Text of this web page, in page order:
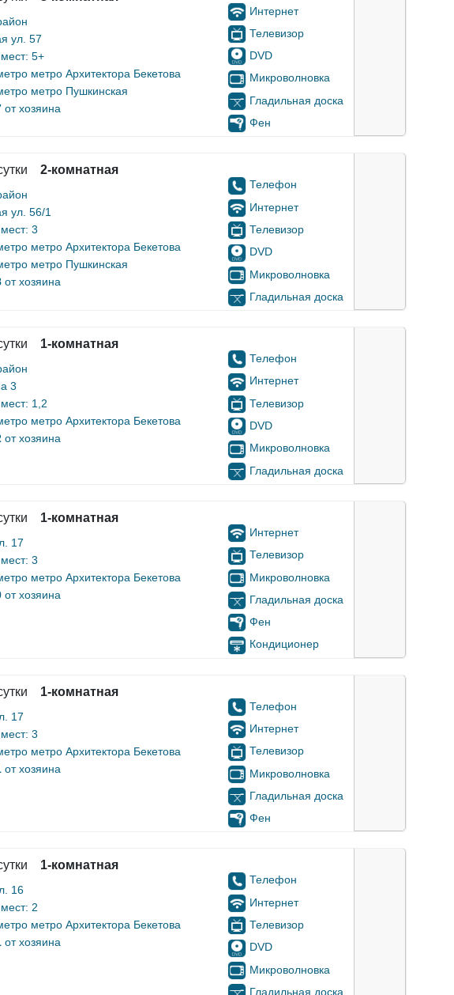
ул. 57
5+
метро Архитектора Бекетова
метро Пушкинская
от хозяина
Интернет
Телевизор
DVD
Микроволновка
Гладильная доска
Фен
2-комнатная
ул. 56/1
3
метро Архитектора Бекетова
метро Пушкинская
от хозяина
Телефон
Интернет
Телевизор
DVD
Микроволновка
Гладильная доска
1-комнатная
3
1,2
метро Архитектора Бекетова
от хозяина
Телефон
Интернет
Телевизор
DVD
Микроволновка
Гладильная доска
1-комнатная
17
3
метро Архитектора Бекетова
от хозяина
Интернет
Телевизор
Микроволновка
Гладильная доска
Фен
Кондиционер
1-комнатная
17
3
метро Архитектора Бекетова
от хозяина
Телефон
Интернет
Телевизор
Микроволновка
Гладильная доска
Фен
1-комнатная
16
2
метро Архитектора Бекетова
от хозяина
Телефон
Интернет
Телевизор
DVD
Микроволновка
Гладильная доска